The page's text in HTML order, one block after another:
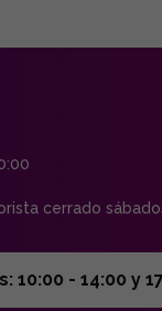
cerrado
10:00 - 14:00